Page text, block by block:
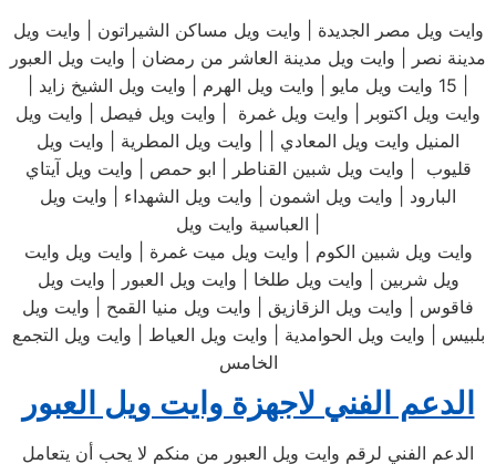
وايت ويل مصر الجديدة | وايت ويل مساكن الشيراتون | وايت ويل
مدينة نصر | وايت ويل مدينة العاشر من رمضان | وايت ويل العبور
| 15 وايت ويل مايو | وايت ويل الهرم | وايت ويل الشيخ زايد |
وايت ويل اكتوبر | وايت ويل غمرة | وايت ويل فيصل | وايت ويل
المنيل وايت ويل المعادي | | وايت ويل المطرية | وايت ويل
قليوب | وايت ويل شبين القناطر | ابو حمص | وايت ويل آيتاي
البارود | وايت ويل اشمون | وايت ويل الشهداء | وايت ويل
وايت ويل شبين الكوم | وايت ويل ميت غمرة | وايت ويل وايت
ويل شربين | وايت ويل طلخا | وايت ويل العبور | وايت ويل
فاقوس | وايت ويل الزقازيق | وايت ويل منيا القمح | وايت ويل
بلبيس | وايت ويل الحوامدية | وايت ويل العياط | وايت ويل التجمع
الخامس
الدعم الفني لاجهزة وايت ويل العبور
الدعم الفني لرقم وايت ويل العبور من منكم لا يحب أن يتعامل